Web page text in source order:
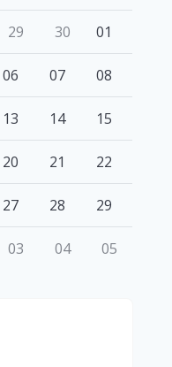
29 30 01
06 07 08
13 14 15
20 21 22
27 28 29
03 04 05